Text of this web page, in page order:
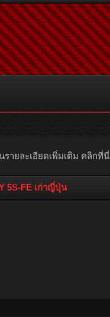
รายละเอียดเพิ่มเติม คลิกที่นี่
5S-FE เก่าญี่ปุ่น